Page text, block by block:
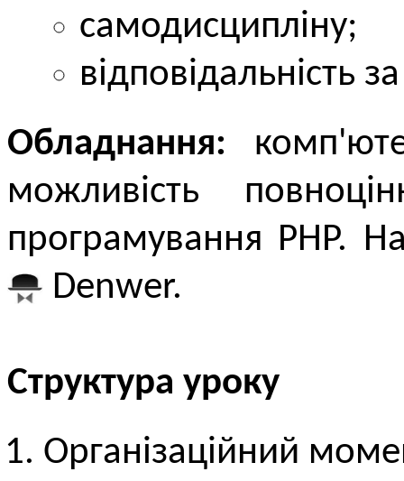
самодисципліну;
відповідальність
Обладнання:
можливість
програмування PHP.
Denwer.
Структура уроку
Організаційний